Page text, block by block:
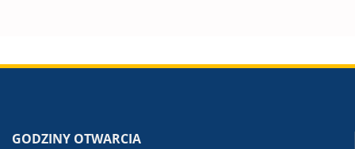
GODZINY OTWARCIA